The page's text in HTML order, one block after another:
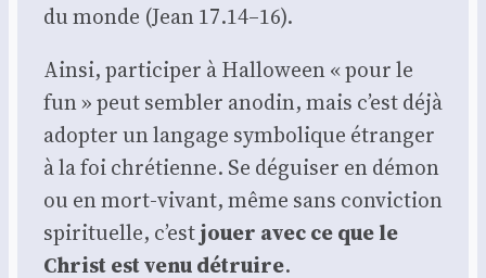
du monde (Jean 17.14–16).
Ain­si, par­ti­ci­per à Hal­lo­ween « pour le
fun » peut sem­bler ano­din, mais c’est déjà
adop­ter un lan­gage sym­bo­lique étran­ger
à la foi chré­tienne. Se dégui­ser en démon
ou en mort-vivant, même sans convic­tion
spi­ri­tuelle, c’estjouer avec ce que le
Christ est venu détruire.